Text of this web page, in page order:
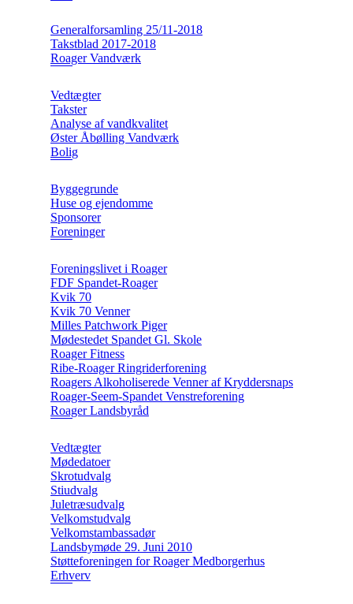
Generalforsamling 25/11-2018
Takstblad 2017-2018
Roager Vandværk
Vedtægter
Takster
Analyse af vandkvalitet
Øster Åbølling Vandværk
Bolig
Byggegrunde
Huse og ejendomme
Sponsorer
Foreninger
Foreningslivet i Roager
FDF Spandet-Roager
Kvik 70
Kvik 70 Venner
Milles Patchwork Piger
Mødestedet Spandet Gl. Skole
Roager Fitness
Ribe-Roager Ringriderforening
Roagers Alkoholiserede Venner af Kryddersnaps
Roager-Seem-Spandet Venstreforening
Roager Landsbyråd
Vedtægter
Mødedatoer
Skrotudvalg
Stiudvalg
Juletræsudvalg
Velkomstudvalg
Velkomstambassadør
Landsbymøde 29. Juni 2010
Støtteforeningen for Roager Medborgerhus
Erhverv